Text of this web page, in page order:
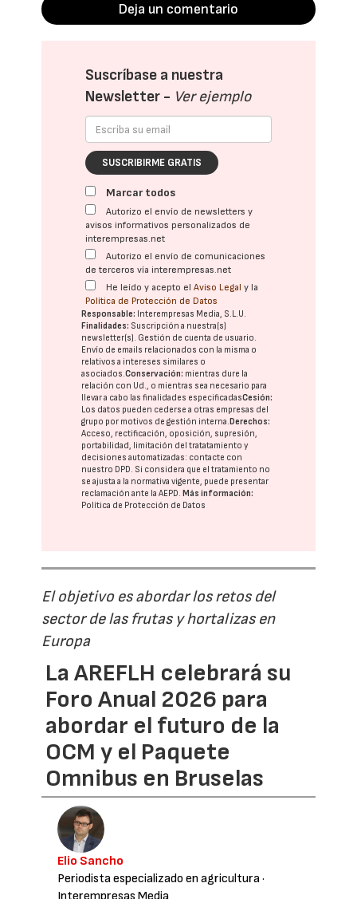
Deja un comentario
Suscríbase a nuestra
Newsletter - Ver ejemplo
SUSCRIBIRME GRATIS
Marcar todos
Autorizo el envío de newsletters y
avisos informativos personalizados de
interempresas.net
Autorizo el envío de comunicaciones
de terceros vía interempresas.net
He leído y acepto elAviso Legal y la
Política de Protección de Datos
Responsable: Interempresas Media, S.L.U.
Finalidades: Suscripción a nuestra(s)
newsletter(s). Gestión de cuenta de usuario.
Envío de emails relacionados con la misma o
relativos a intereses similares o
asociados.Conservación: mientras dure la
relación con Ud., o mientras sea necesario para
llevar a cabo las finalidades especificadasCesión:
Los datos pueden cederse a otras empresas del
grupo por motivos de gestión interna. Derechos:
Acceso, rectificación, oposición, supresión,
portabilidad, limitación del tratatamiento y
decisiones automatizadas: contacte con
nuestro DPD. Si considera que el tratamiento no
se ajusta a la normativa vigente, puede presentar
reclamación ante laAEPD. Más información:
Política de Protección de Datos
El objetivo es abordar los retos del
sector de las frutas y hortalizas en
Europa
La AREFLH celebrará su
Foro Anual 2026 para
abordar el futuro de la
OCM y el Paquete
Omnibus en Bruselas
Elio Sancho
Periodista especializado en agricultura·